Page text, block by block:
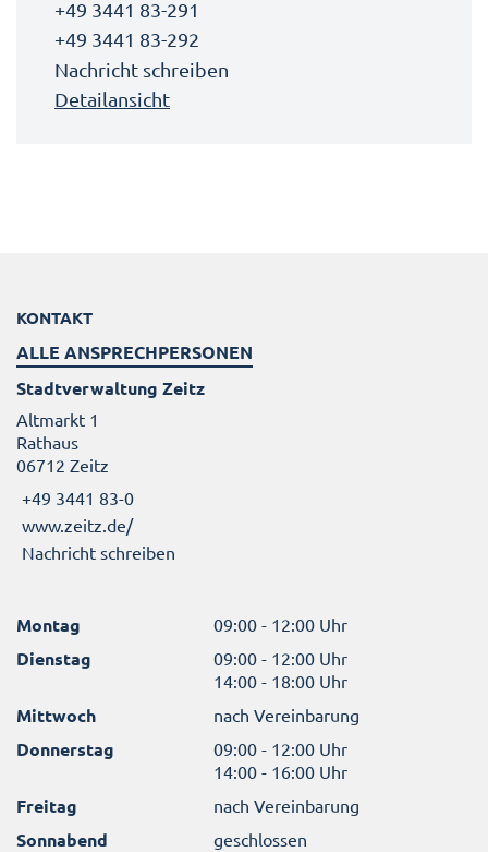
+49 3441 83-291
+49 3441 83-292
Nachricht schreiben
Detailansicht
KONTAKT
ALLE ANSPRECHPERSONEN
Stadtverwaltung Zeitz
Altmarkt 1
Rathaus
06712 Zeitz
+49 3441 83-0
www.zeitz.de/
Nachricht schreiben
Montag 09:00 - 12:00 Uhr
Dienstag
09:00 - 12:00 Uhr
14:00 - 18:00 Uhr
Mittwoch nach Vereinbarung
Donnerstag
09:00 - 12:00 Uhr
14:00 - 16:00 Uhr
Freitag nach Vereinbarung
Sonnabend geschlossen